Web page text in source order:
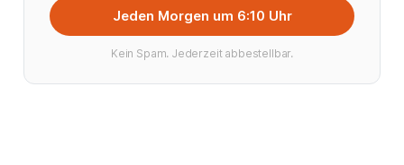
Jeden Morgen um 6:10 Uhr
Kein Spam. Jederzeit abbestellbar.